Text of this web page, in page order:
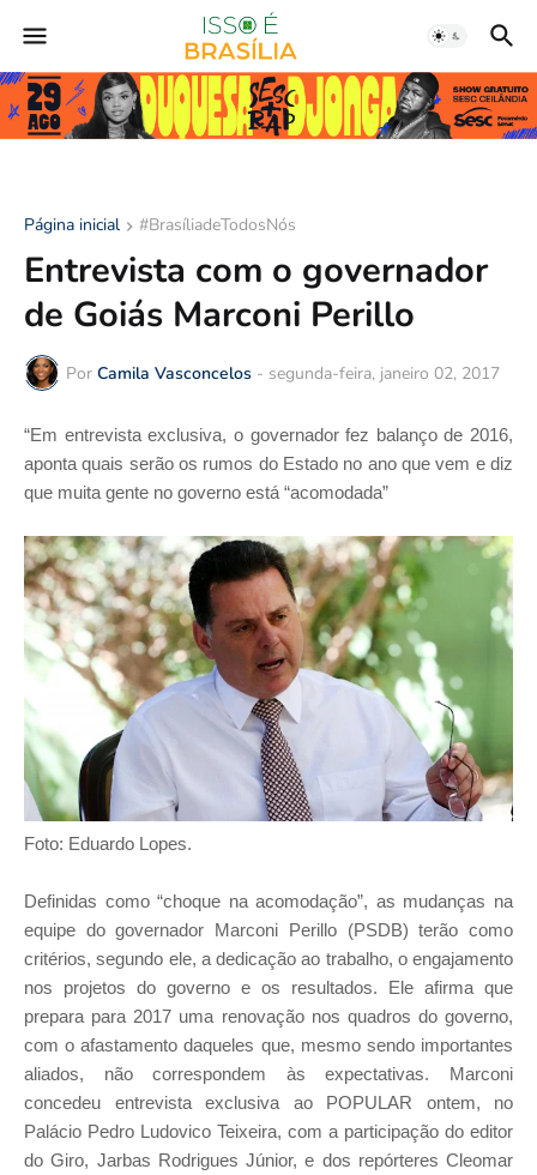
Página inicial #BrasíliadeTodosNós
Entrevista com o governador
de Goiás Marconi Perillo
Por Camila Vasconcelos - segunda-feira, janeiro 02, 2017
“Em entrevista exclusiva, o governador fez balanço de 2016,
aponta quais serão os rumos do Estado no ano que vem e diz
que muita gente no governo está “acomodada”
Foto: Eduardo Lopes.
Definidas como “choque na acomodação”, as mudanças na
equipe do governador Marconi Perillo (PSDB) terão como
critérios, segundo ele, a dedicação ao trabalho, o engajamento
nos projetos do governo e os resultados. Ele afirma que
prepara para 2017 uma renovação nos quadros do governo,
com o afastamento daqueles que, mesmo sendo importantes
aliados, não correspondem às expectativas. Marconi
concedeu entrevista exclusiva ao POPULAR ontem, no
Palácio Pedro Ludovico Teixeira, com a participação do editor
do Giro, Jarbas Rodrigues Júnior, e dos repórteres Cleomar